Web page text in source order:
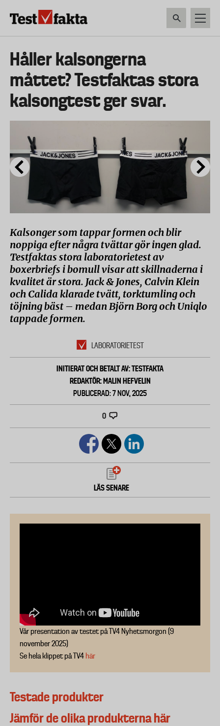
Huvudmeny
ny
HEM & HUSHÅLL
Håller kalsongerna
måttet? Testfaktas stora
kalsongtest ger svar.
Kalsonger som tappar formen och blir
noppiga efter några tvättar gör ingen glad.
Testfaktas stora laboratorietest av
boxerbriefs i bomull visar att skillnaderna i
kvalitet är stora. Jack & Jones, Calvin Klein
och Calida klarade tvätt, torktumling och
töjning bäst – medan Björn Borg och Uniqlo
tappade formen.
LABORATORIETEST
INITIERAT OCH BETALT AV: TESTFAKTA
REDAKTÖR: MALIN HEFVELIN
PUBLICERAD: 7 NOV, 2025
0
LÄS SENARE
Vår presentation av testet på TV4 Nyhetsmorgon (9
november 2025)
Se hela klippet på TV4 här
Testade produkter
Jämför de olika produkterna här